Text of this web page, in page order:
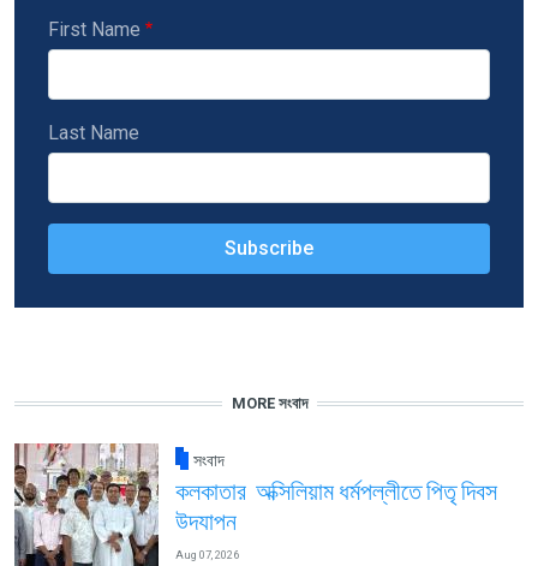
First Name
Last Name
MORE সংবাদ
সংবাদ
কলকাতার অক্সিলিয়াম ধর্মপল্লীতে পিতৃ দিবস
উদযাপন
Aug 07, 2026